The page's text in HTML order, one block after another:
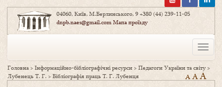
04060, Київ, М.Берлинського, 9+380 (44) 239-11-05
dnpb.naes@gmail.comМапа проїзду
Toggle
Головна >Інформаційно-бібліографічні ресурси >Педагоги України та світу>
Лубенець Т. Г. >Бібліографія праць Т. Г. Лубенця A AA